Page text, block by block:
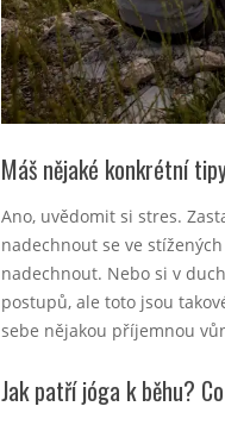
Máš nějaké konkrétní
Ano, uvědomit si stres.
nadechnout se ve
nadechnout. Nebo si v
postupů, ale toto jsou
sebe nějakou příjemnou
Jak patří jóga k běhu?